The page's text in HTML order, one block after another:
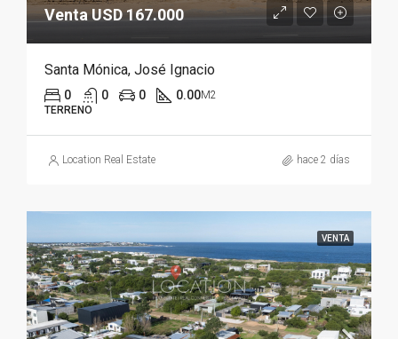
Venta USD 167.000
Santa Mónica, José Ignacio
0 0 0 0.00M2
TERRENO
Location Real Estate hace 2 días
VENTA